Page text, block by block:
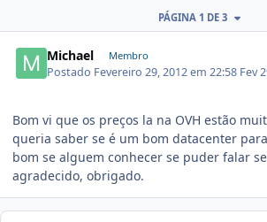
PÁGINA 1 DE 3
Michael Membro
Postado Fevereiro 29, 2012 em 22:58 Fev
Bom vi que os preços la na OVH estão
queria saber se é um bom datacenter
bom se alguem conhecer se puder falar
agradecido, obrigado.